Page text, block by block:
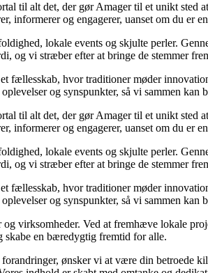
til alt det, der gør Amager til et unikt sted
informerer og engagerer, uanset om du er
lokale events og skjulte perler.
og vi stræber efter at bringe de stemmer
fællesskab, hvor traditioner møder
og synspunkter, så vi sammen
til alt det, der gør Amager til et unikt sted
informerer og engagerer, uanset om du er
lokale events og skjulte perler.
og vi stræber efter at bringe de stemmer
fællesskab, hvor traditioner møder
og synspunkter, så vi sammen
virksomheder. Ved at fremhæve lokale
skabe en bæredygtig fremtid for alle.
ønsker vi at være din betroede